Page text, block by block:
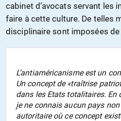
cabinet d’avocats servant les
faire à cette culture. De telles
disciplinaire sont imposées
L’antiaméricanisme est un
Un concept de «traîtrise
dans les Etats totalitaires. En
je ne connais aucun pays
autoritaire où ce concept